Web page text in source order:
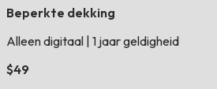
Beperkte dekking
Alleen digitaal 1 jaar geldigheid
$49